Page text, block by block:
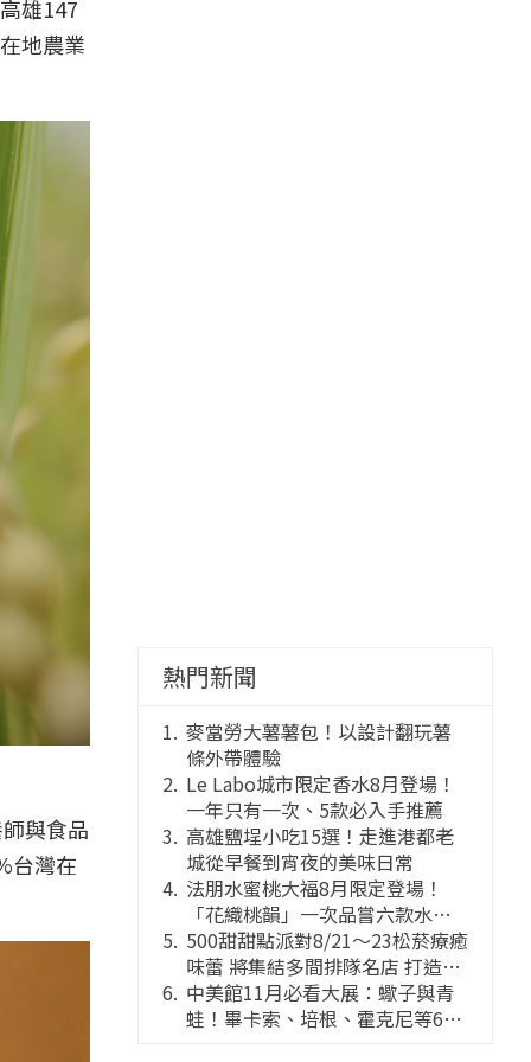
雄147
地農業
與食品
台灣在
熱門新聞
麥當勞大薯薯包！以設計翻玩薯
條外帶體驗
Le Labo城市限定香水8月登場！
一年只有一次、5款必入手推薦
高雄鹽埕小吃15選！走進港都老
城從早餐到宵夜的美味日常
法朋水蜜桃大福8月限定登場！
「花織桃韻」一次品嘗六款水蜜
桃花果大福
500甜甜點派對8/21～23松菸療癒
味蕾 將集結多間排隊名店 打造靈
感創意的舞台
中美館11月必看大展：蠍子與青
蛙！畢卡索、培根、霍克尼等66